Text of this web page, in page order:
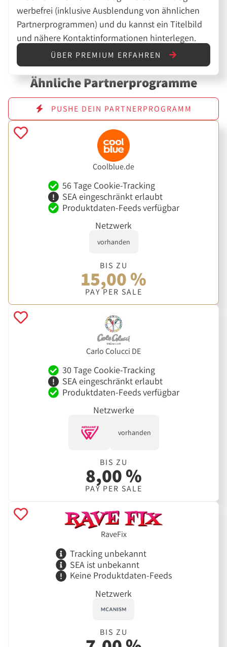
werbefrei (inklusive Ausblendung von ähnlichen
Partnerprogrammen) und du kannst ein Titelbild
und nähere Kontaktinformationen hinterlegen.
ÜBER PREMIUM ERFAHREN
Ähnliche Partnerprogramme
PUSHE DEIN PARTNERPROGRAMM
Coolblue.de
56 Tage Cookie-Tracking
SEA eingeschränkt erlaubt
Produktdaten-Feeds verfügbar
Netzwerk
vorhanden
BIS ZU
15,00 %
PAY PER SALE
Carlo Colucci DE
30 Tage Cookie-Tracking
SEA eingeschränkt erlaubt
Produktdaten-Feeds verfügbar
Netzwerke
vorhanden
BIS ZU
8,00 %
PAY PER SALE
RaveFix
Tracking unbekannt
SEA ist unbekannt
Keine Produktdaten-Feeds
Netzwerk
BIS ZU